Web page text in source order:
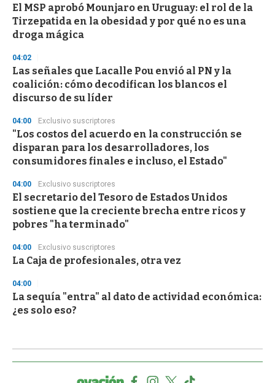
d
s
El MSP aprobó Mounjaro en Uruguay: el rol de la
Tirzepatida en la obesidad y por qué no es una
droga mágica
04:02
Las señales que Lacalle Pou envió al PN y la
coalición: cómo decodifican los blancos el
discurso de su líder
04:00 Exclusivo suscriptores
"Los costos del acuerdo en la construcción se
disparan para los desarrolladores, los
consumidores finales e incluso, el Estado"
04:00 Exclusivo suscriptores
El secretario del Tesoro de Estados Unidos
sostiene que la creciente brecha entre ricos y
pobres "ha terminado"
04:00 Exclusivo suscriptores
La Caja de profesionales, otra vez
04:00
La sequía "entra" al dato de actividad económica:
¿es solo eso?